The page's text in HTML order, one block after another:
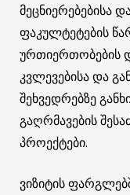
მეცნიერებებისა
ფაკულტეტების
ურთიერთობების
კვლევებისა და
შეხვედრებზე
გაღრმავების
პროექტები.
ვიზიტის